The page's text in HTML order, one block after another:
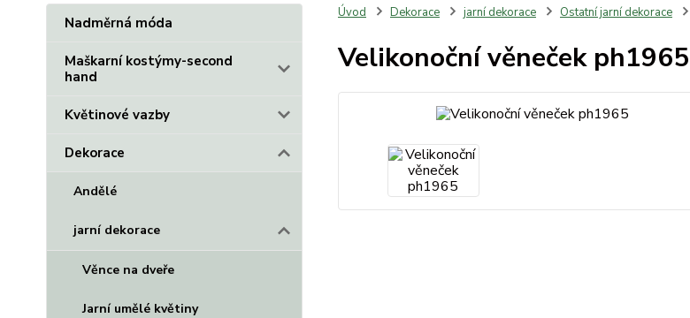
Nadměrná móda
Maškarní kostýmy-second
hand
Květinové vazby
Dekorace
Andělé
jarní dekorace
Věnce na dveře
Jarní umělé květiny
Úvod Dekorace jarní dekorace Ostatní jarní dekorace
Velikonoční věneček ph1965